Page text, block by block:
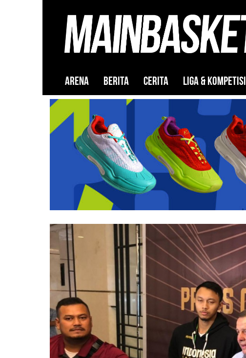
ARENA BERITA CERITA LIGA & KOMPETISI